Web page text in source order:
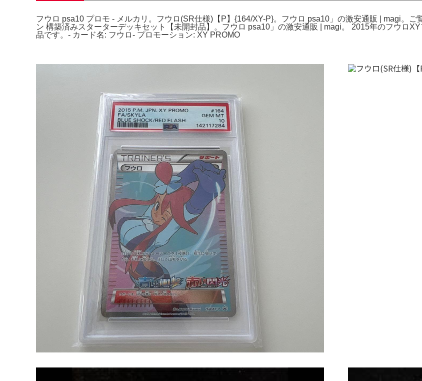
フウロ psa10 プロモ - メルカリ。フウロ(SR仕様)【P】{164/XY-P}。フウロ psa10」の激安通販 | magi。
ン 構築済みスターターデッキセット【未開封品】。フウロ psa10」の激安通販 | magi。 2015年のフウロ
品です。- カード名: フウロ- プロモーション: XY PROMO